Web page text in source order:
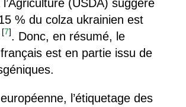
(USDA) suggère
% du colza ukrainien est
[7]. Donc, en résumé, le
est en partie issu de
l’étiquetage des